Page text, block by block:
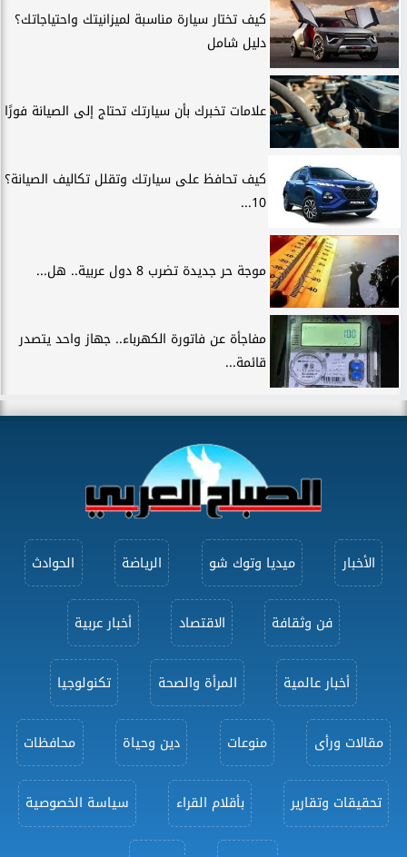
كيف تختار سيارة مناسبة لميزانيتك واحتياجاتك؟
دليل شامل
علامات تخبرك بأن سيارتك تحتاج إلى الصيانة فورًا
كيف تحافظ على سيارتك وتقلل تكاليف الصيانة؟
10...
موجة حر جديدة تضرب 8 دول عربية.. هل...
مفاجأة عن فاتورة الكهرباء.. جهاز واحد يتصدر
قائمة...
الأخبار ميديا وتوك شو الرياضة الحوادث
فن وثقافة الاقتصاد أخبار عربية
أخبار عالمية المرأة والصحة تكنولوجيا
مقالات ورأى منوعات دين وحياة محافظات
تحقيقات وتقارير بأقلام القراء سياسة الخصوصية